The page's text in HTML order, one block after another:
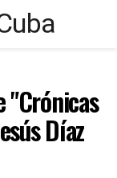
"Crónicas
Díaz